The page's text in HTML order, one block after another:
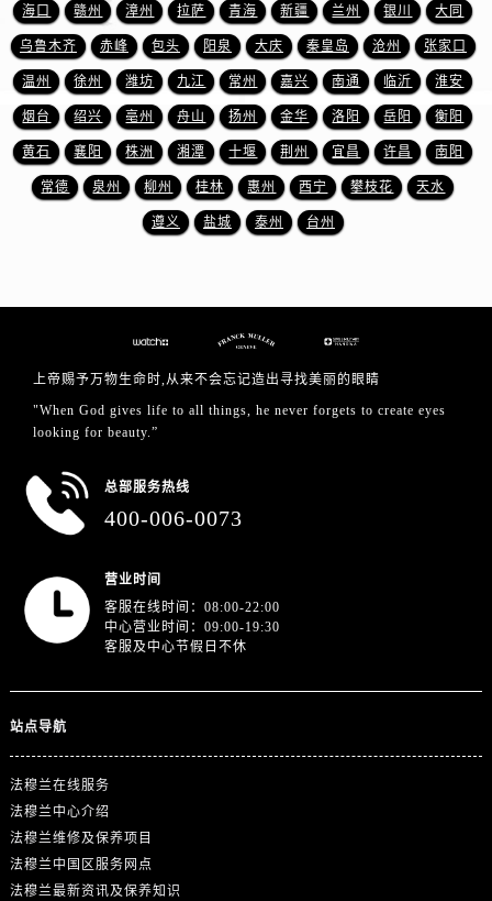
山东省德州市德城区东风中路法穆兰售后服务中心（需提前预约）
山东省东营市东营区济南路法穆兰售后服务中心（需提前预约）
山东省济南市历下区经十路11111号华润中心写字楼（万象城）15层1508室法穆兰售后服务中心（需提前预约）
山东省济宁市任城区太白楼路法穆兰售后服务中心（需提前预约）
山东省莱芜市文化南路8号银座商城名表维修一楼名表维修法穆兰售后服务中心（需提前预约）
山东省临沂市兰山区解放路法穆兰售后服务中心（需提前预约）
山东省日照市东港区烟台路法穆兰售后服务中心（需提前预约）
上海市徐汇区虹桥路3号港汇中心2座37层3705室法穆兰售后服务中心（需提前预约）
浙江省舟山市定海区解放东路法穆兰售后服务中心（需提前预约）
澳门特别行政区风顺堂区南湾大马路法穆兰售后服务中心（需提前预约）
海口 赣州 漳州 拉萨 青海 新疆 兰州 银川 大同
乌鲁木齐 赤峰 包头 阳泉 大庆 秦皇岛 沧州 张家口
温州 徐州 潍坊 九江 常州 嘉兴 南通 临沂 淮安
烟台 绍兴 亳州 舟山 扬州 金华 洛阳 岳阳 衡阳
黄石 襄阳 株洲 湘潭 十堰 荆州 宜昌 许昌 南阳
常德 泉州 柳州 桂林 惠州 西宁 攀枝花 天水
遵义 盐城 泰州 台州
上帝赐予万物生命时,从来不会忘记造出寻找美丽的眼睛
"When God gives life to all things, he never forgets to create eyes
looking for beauty.”
总部服务热线
400-006-0073
营业时间
客服在线时间：08:00-22:00
中心营业时间：09:00-19:30
客服及中心节假日不休
站点导航
法穆兰在线服务
法穆兰中心介绍
法穆兰维修及保养项目
法穆兰中国区服务网点
法穆兰最新资讯及保养知识